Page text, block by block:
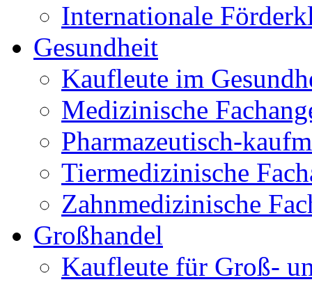
Internationale
Gesundheit
Kaufleute im
Medizinische
Pharmazeutisch-
Tiermedizinische
Zahnmedizinische
Großhandel
Kaufleute für Groß-